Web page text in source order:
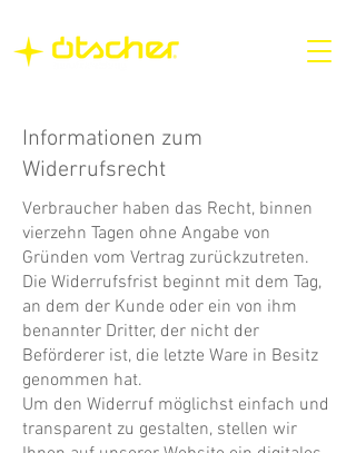
Informationen zum
Widerrufsrecht
Verbraucher haben das Recht, binnen
vierzehn Tagen ohne Angabe von
Gründen vom Vertrag zurückzutreten.
Die Widerrufsfrist beginnt mit dem Tag,
an dem der Kunde oder ein von ihm
benannter Dritter, der nicht der
Beförderer ist, die letzte Ware in Besitz
genommen hat.
Um den Widerruf möglichst einfach und
transparent zu gestalten, stellen wir